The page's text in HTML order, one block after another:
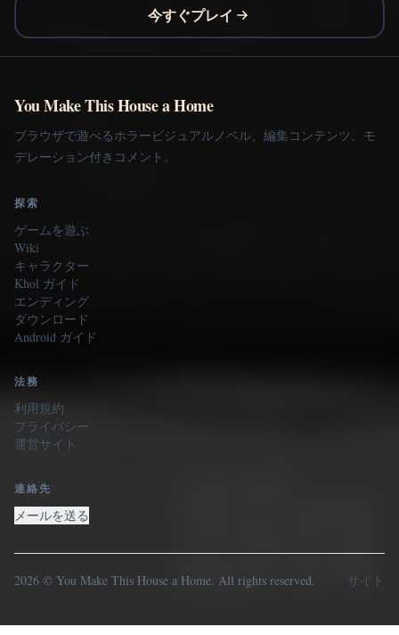
今すぐプレイ
You Make This House a Home
ブラウザで遊べるホラービジュアルノベル、編集コンテンツ、モ
デレーション付きコメント。
探索
ゲームを遊ぶ
Wiki
キャラクター
Khol ガイド
エンディング
ダウンロード
Android ガイド
法務
利用規約
プライバシー
運営サイト
連絡先
メールを送る
2026 © You Make This House a Home. All rights reserved. サイト